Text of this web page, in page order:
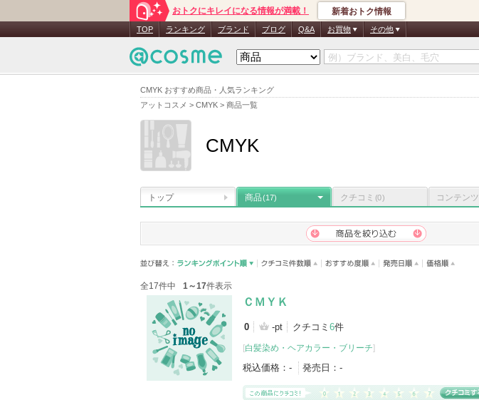
CMYK おすすめ商品・人気ランキング
アットコスメ > CMYK > 商品一覧
おトクにキレイになる情報が満載！ 新着おトク情報
TOP ランキング ブランド ブログ Q&A お買物 その他
CMYK
トップ 商品(17) クチコミ (0) コンテンツ
全17件中 1～17件表示
ＣＭＹＫ
0 -pt クチコミ 6件
[白髪染め・ヘアカラー・ブリーチ]
税込価格： - 発売日： -